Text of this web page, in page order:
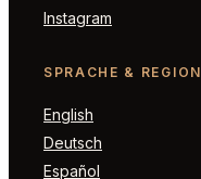
Instagram
SPRACHE & REGION
English
Deutsch
Español